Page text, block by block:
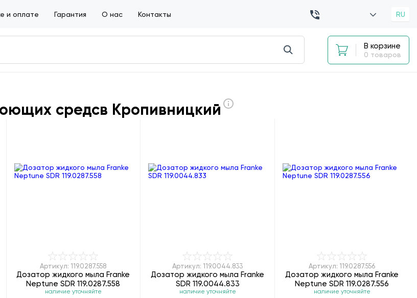
и оплате Гарантия О нас Контакты RU
В корзине
0 товаров
средсв Кропивницкий
Артикул: 119.0287.558
Дозатор жидкого мыла Franke
Neptune SDR 119.0287.558
наличие уточняйте
Артикул: 119.0044.833
Дозатор жидкого мыла Franke
SDR 119.0044.833
наличие уточняйте
Артикул: 119.0287.556
Дозатор жидкого мыла Franke
Neptune SDR 119.0287.556
наличие уточняйте